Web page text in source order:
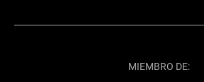
MIEMBRO DE: